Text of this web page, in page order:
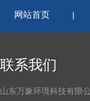
网站首页 |
联系我们
山东万象环境科技有限公